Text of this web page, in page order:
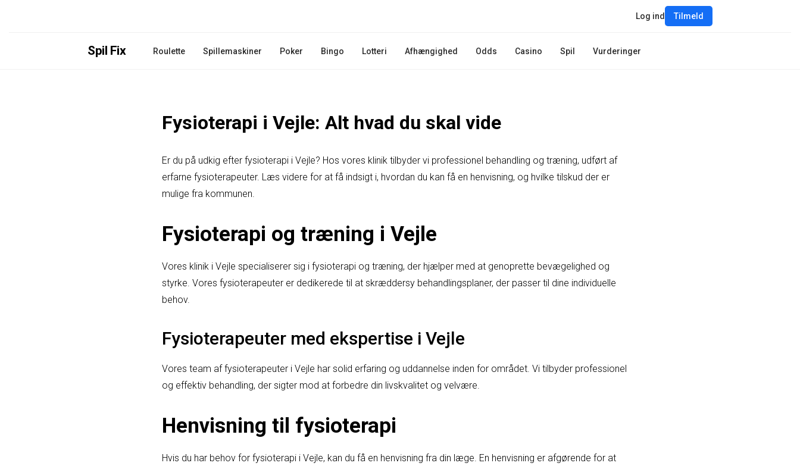
Spil Fix Roulette Spillemaskiner Poker Bingo Lotteri Afhængighed Odds Casino Spil Vurderinger
Log ind Tilmeld
Fysioterapi i Vejle: Alt hvad du skal vide
Er du på udkig efter fysioterapi i Vejle? Hos vores klinik tilbyder vi professionel behandling og træning, udført af
erfarne fysioterapeuter. Læs videre for at få indsigt i, hvordan du kan få en henvisning, og hvilke tilskud der er
mulige fra kommunen.
Fysioterapi og træning i Vejle
Vores klinik i Vejle specialiserer sig i fysioterapi og træning, der hjælper med at genoprette bevægelighed og
styrke. Vores fysioterapeuter er dedikerede til at skræddersy behandlingsplaner, der passer til dine individuelle
behov.
Fysioterapeuter med ekspertise i Vejle
Vores team af fysioterapeuter i Vejle har solid erfaring og uddannelse inden for området. Vi tilbyder professionel
og effektiv behandling, der sigter mod at forbedre din livskvalitet og velvære.
Henvisning til fysioterapi
Hvis du har behov for fysioterapi i Vejle, kan du få en henvisning fra din læge. En henvisning er afgørende for at